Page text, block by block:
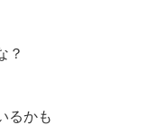
？
るかも